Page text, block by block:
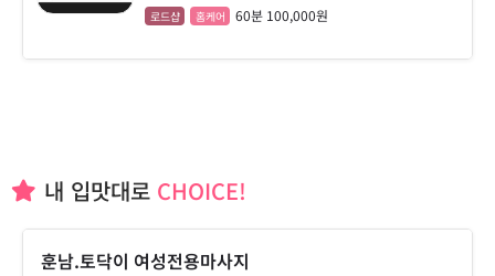
로드샵 홈케어 60분 100,000원
내 입맛대로 CHOICE!
훈남.토닥이 여성전용마사지